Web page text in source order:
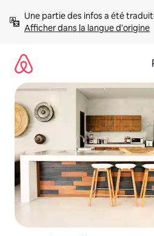
directement
Afficher dans la langue d'origine